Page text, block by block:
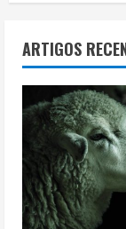
ARTIGOS